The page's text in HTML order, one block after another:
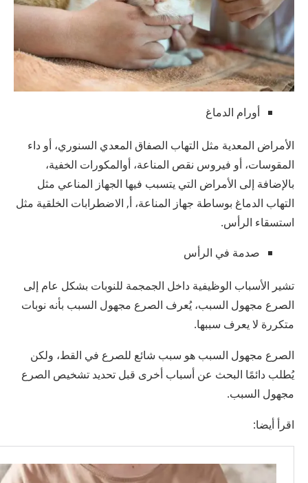
أورام الدماغ
الأمراض المعدية مثل التهاب الصفاق المعدي السنوري، أو داء
المقوسات، أو فيروس نقص المناعة، أوالمكورات الخفية،
بالإضافة إلى الأمراض التي يتسبب فيها الجهاز المناعي مثل
التهاب الدماغ بوساطة جهاز المناعة، أ, الاضطرابات الخلقية مثل
استسقاء الرأس.
صدمة في الرأس
تشير الأسباب الوظيفية داخل الجمجمة للنوبات بشكل عام إلى
الصرع مجهول السبب، يُعرف الصرع مجهول السبب بأنه نوبات
متكررة لا يعرف سببها.
الصرع مجهول السبب هو سبب شائع للصرع في القط، ولكن
يُطلب دائمًا البحث عن أسباب أخرى قبل تحديد تشخيص الصرع
مجهول السبب.
اقرأ أيضا: